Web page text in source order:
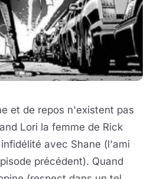
et de repos n'existent pas
Lori la femme de Rick
avec Shane (l'ami
précédent). Quand